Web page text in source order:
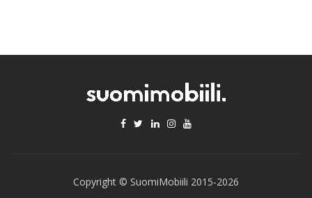
Copyright © SuomiMobiili 2015-2026